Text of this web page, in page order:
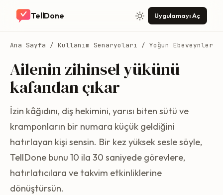
TellDone Uygulamayı Aç
Ana Sayfa / Kullanım Senaryoları / Yoğun Ebeveynler
Ailenin zihinsel yükünü
kafandan çıkar
İzin kâğıdını, diş hekimini, yarısı biten sütü ve
kramponların bir numara küçük geldiğini
hatırlayan kişi sensin. Bir kez yüksek sesle söyle,
TellDone bunu 10 ila 30 saniyede görevlere,
hatırlatıcılara ve takvim etkinliklerine
dönüştürsün.